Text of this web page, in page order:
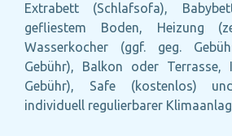
Extrabett (Schlafsofa),
gefliestem Boden, Heizung
Wasserkocher (ggf. geg.
Gebühr), Balkon oder Terrasse,
Gebühr), Safe (kostenlos)
individuell regulierbarer